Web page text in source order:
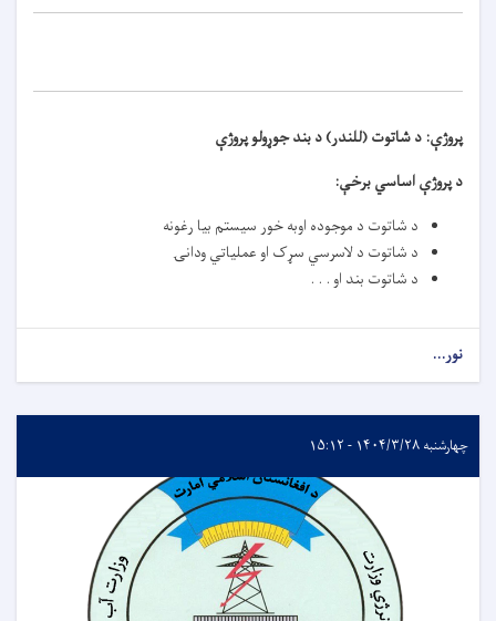
پروژې: د شاتوت (للندر) د بند جوړولو پروژې
د پروژې اساسي برخې:
د شاتوت د موجوده اوبه خور سيستم بیا رغونه
د شاتوت د لاسرسي سړک او عملیاتي ودانۍ
د شاتوت بند او . . .
نور...
چهارشنبه ۱۴۰۴/۳/۲۸ - ۱۵:۱۲